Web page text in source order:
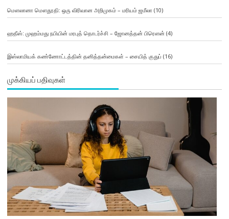
மௌலானா மௌதூதி: ஒரு விரிவான அறிமுகம் – மரியம் ஜமீலா (10)
ஹதீஸ்: முஹம்மது நபியின் மரபுத் தொடர்ச்சி – ஜோனத்தன் பிரௌன் (4)
இஸ்லாமியக் கண்ணோட்டத்தின் தனித்தன்மைகள் – சையித் குதுப் (16)
முக்கியப் பதிவுகள்